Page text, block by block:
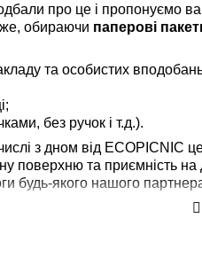
про це і пропонуємо
обираючи паперові
та особистих
без ручок і т.д.).
з дном від
поверхню та приємність
будь-якого нашого